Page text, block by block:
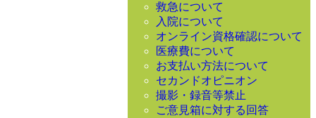
救急について
入院について
オンライン資格確認について
医療費について
お支払い方法について
セカンドオピニオン
撮影・録音等禁止
ご意見箱に対する回答